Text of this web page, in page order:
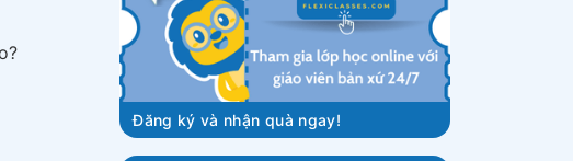
Đăng ký và nhận quà ngay!